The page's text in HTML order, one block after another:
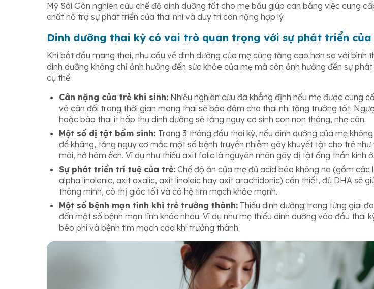
Mỹ Sài Gòn nghiên cứu chế độ dinh dưỡng tốt cho mẹ bầu giúp cân bằng việc cung
chất hỗ trợ sự phát triển của thai nhi và duy trì cân nặng hợp lý.
Dinh dưỡng thai kỳ có vai trò quan trọng với sự phát triển
Khi bắt đầu mang thai, nhu cầu về dinh dưỡng của mẹ cũng tăng cao hơn so với bình
dinh dưỡng không chỉ ảnh hưởng đến sức khỏe của mẹ mà còn ảnh hưởng đến sự
cụ thể:
Cân nặng của trẻ khi sinh: Nhiều nghiên cứu đã khẳng định nếu mẹ được cung
và cân đối trong thời gian mang thai sẽ bảo đảm cho thai nhi tăng trưởng tốt.
hoặc bào thai ít hấp thụ dinh dưỡng sẽ tăng nguy cơ sinh con non tháng, nhẹ cân.
Một số dị tật bẩm sinh: Trong 3 tháng đầu thai kỳ, nếu dinh dưỡng của mẹ
đề kháng, tăng nguy cơ mắc một số bệnh truyền nhiễm gây khuyết tật cho trẻ như
môi, hở hàm ếch. Ví dụ như thiếu axit folic là nguyên nhân gây dị tật ống thần kinh
Sự phát triển trí tuệ của trẻ: Chế độ ăn của mẹ đủ acid béo không no (gồm các
alpha linolenic, axit oxalic, axit linoleic hay axit arachidonic) cần thiết, đủ DHA sẽ
thông minh, có thị giác tốt và có hệ tim mạch khỏe mạnh.
Một số bệnh mạn tính khi trẻ trưởng thành: Thiếu dinh dưỡng trong từng giai
đến một số bệnh mạn tính khác nhau. Ví dụ như mẹ thiếu dinh dưỡng vào đầu thai
béo phì và bệnh tim mạch cao khi trưởng thành.